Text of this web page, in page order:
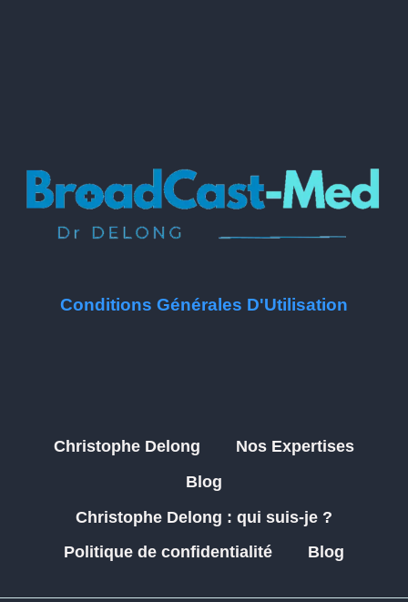
Conditions Générales D'Utilisation
Christophe Delong
Nos Expertises
Blog
Christophe Delong : qui suis-je ?
Politique de confidentialité
Blog